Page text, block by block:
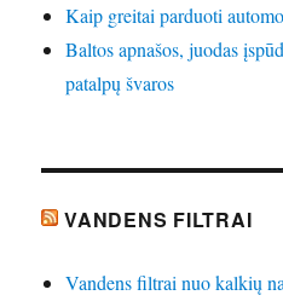
Kaip greitai parduoti
Baltos apnašos, juodas
patalpų švaros
VANDENS FILTRAI
Vandens filtrai nuo kalkių